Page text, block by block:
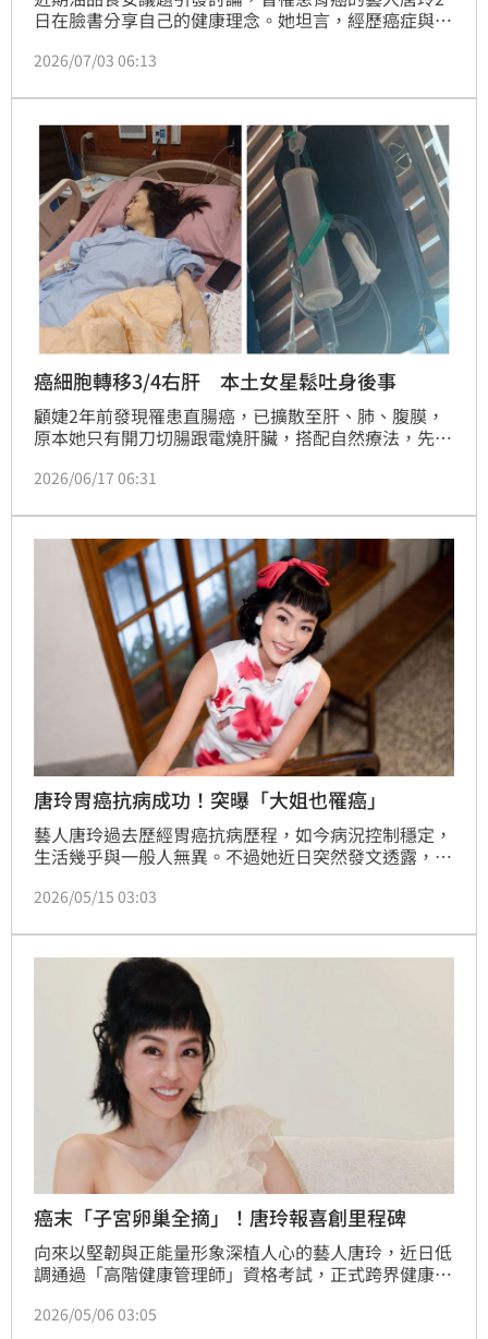
日在臉書分享自己的健康理念。她坦言，經歷癌症與多
期累積的生活習慣，因此早已不再使用一般沙拉油，改
「沒有任何油是神油。」謝慈軒
2026/07/03 06:13
癌細胞轉移3/4右肝 本土女星鬆吐身後事
顧婕2年前發現罹患直腸癌，已擴散至肝、肺、腹膜，
原本她只有開刀切腸跟電燒肝臟，搭配自然療法，先前
況變嚴重且會疼痛，為了保命終於要做化療，好友唐玲
2026/06/17 06:31
唐玲胃癌抗病成功！突曝「大姐也罹癌」
藝人唐玲過去歷經胃癌抗病歷程，如今病況控制穩定，
生活幾乎與一般人無異。不過她近日突然發文透露，其
探望，看到對方因化療變得消瘦、水腫，讓她相當心
2026/05/15 03:03
癌末「子宮卵巢全摘」！唐玲報喜創里程碑
向來以堅韌與正能量形象深植人心的藝人唐玲，近日低
調通過「高階健康管理師」資格考試，正式跨界健康產
她成為台灣首位完成此一里程碑的「明星高階健康管理
2026/05/06 03:05